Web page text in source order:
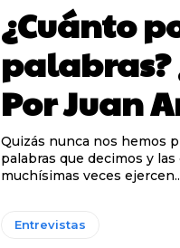
¿Cuánto
palabras?
Por Juan
Quizás nunca nos hemos
palabras que decimos y
muchísimas veces
Entrevistas